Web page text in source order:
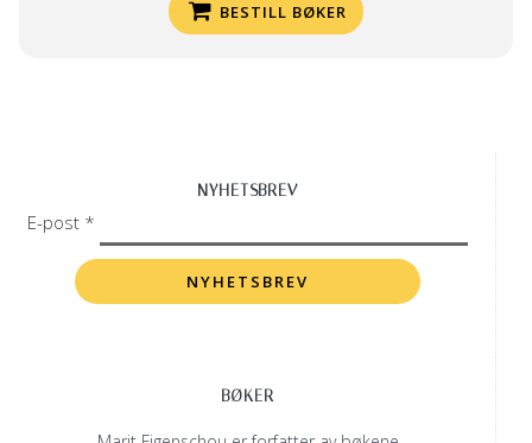
BESTILL BØKER
NYHETSBREV
E-post *
BØKER